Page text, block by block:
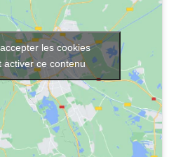
les cookies
activer ce contenu